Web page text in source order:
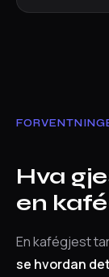
Hva
en
En kafégjest
se hvordan